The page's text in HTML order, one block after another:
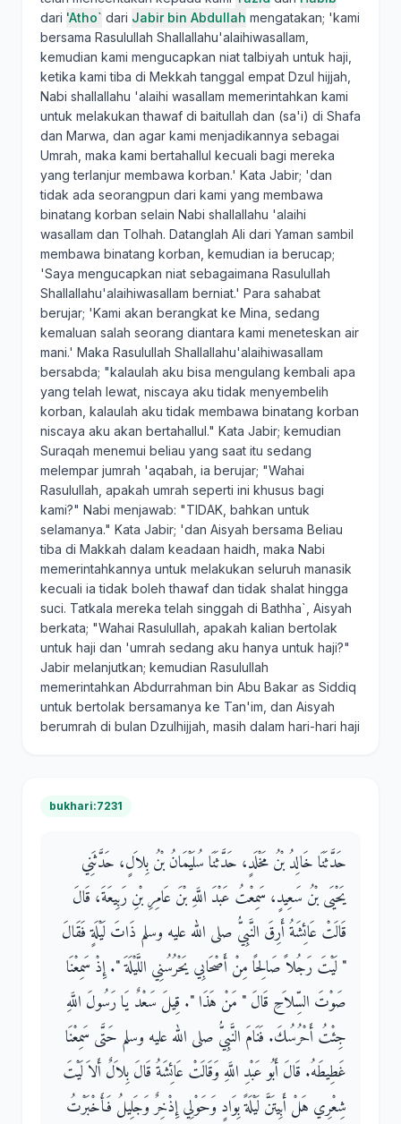
dari 'Atho` dari Jabir bin Abdullah mengatakan; 'kami
bersama Rasulullah Shallallahu'alaihiwasallam,
kemudian kami mengucapkan niat talbiyah untuk haji,
ketika kami tiba di Mekkah tanggal empat Dzul hijjah,
Nabi shallallahu 'alaihi wasallam memerintahkan kami
untuk melakukan thawaf di baitullah dan (sa'i) di Shafa
dan Marwa, dan agar kami menjadikannya sebagai
Umrah, maka kami bertahallul kecuali bagi mereka
yang terlanjur membawa korban.' Kata Jabir; 'dan
tidak ada seorangpun dari kami yang membawa
binatang korban selain Nabi shallallahu 'alaihi
wasallam dan Tolhah. Datanglah Ali dari Yaman sambil
membawa binatang korban, kemudian ia berucap;
'Saya mengucapkan niat sebagaimana Rasulullah
Shallallahu'alaihiwasallam berniat.' Para sahabat
berujar; 'Kami akan berangkat ke Mina, sedang
kemaluan salah seorang diantara kami meneteskan air
mani.' Maka Rasulullah Shallallahu'alaihiwasallam
bersabda; "kalaulah aku bisa mengulang kembali apa
yang telah lewat, niscaya aku tidak menyembelih
korban, kalaulah aku tidak membawa binatang korban
niscaya aku akan bertahallul." Kata Jabir; kemudian
Suraqah menemui beliau yang saat itu sedang
melempar jumrah 'aqabah, ia berujar; "Wahai
Rasulullah, apakah umrah seperti ini khusus bagi
kami?" Nabi menjawab: "TIDAK, bahkan untuk
selamanya." Kata Jabir; 'dan Aisyah bersama Beliau
tiba di Makkah dalam keadaan haidh, maka Nabi
memerintahkannya untuk melakukan seluruh manasik
kecuali ia tidak boleh thawaf dan tidak shalat hingga
suci. Tatkala mereka telah singgah di Bathha`, Aisyah
berkata; "Wahai Rasulullah, apakah kalian bertolak
untuk haji dan 'umrah sedang aku hanya untuk haji?"
Jabir melanjutkan; kemudian Rasulullah
memerintahkan Abdurrahman bin Abu Bakar as Siddiq
untuk bertolak bersamanya ke Tan'im, dan Aisyah
berumrah di bulan Dzulhijjah, masih dalam hari-hari haji
bukhari:7231
حَدَّثَنَا خَالِدُ بْنُ مَخْلَدٍ، حَدَّثَنَا سُلَيْمَانُ بْنُ بِلاَلٍ، حَدَّثَنِي
يَحْيَى بْنُ سَعِيدٍ، سَمِعْتُ عَبْدَ اللَّهِ بْنَ عَامِرِ بْنِ رَبِيعَةَ، قَالَ
قَالَتْ عَائِشَةُ أَرِقَ النَّبِيُّ صلى الله عليه وسلم ذَاتَ لَيْلَةٍ فَقَالَ
‏"‏ لَيْتَ رَجُلاً صَالِحًا مِنْ أَصْحَابِي يَحْرُسُنِي اللَّيْلَةَ ‏"‏‏.‏ إِذْ سَمِعْنَا
صَوْتَ السِّلاَحِ قَالَ ‏"‏ مَنْ هَذَا ‏"‏‏.‏ قِيلَ سَعْدٌ يَا رَسُولَ اللَّهِ
جِئْتُ أَحْرُسُكَ‏.‏ فَنَامَ النَّبِيُّ صلى الله عليه وسلم حَتَّى سَمِعْنَا
غَطِيطَهُ‏.‏ قَالَ أَبُو عَبْدِ اللَّهِ وَقَالَتْ عَائِشَةُ قَالَ بِلاَلٌ أَلاَ لَيْتَ
شِعْرِي هَلْ أَبِيتَنَّ لَيْلَةً بِوَادٍ وَحَوْلِي إِذْخِرٌ وَجَلِيلُ فَأَخْبَرْتُ